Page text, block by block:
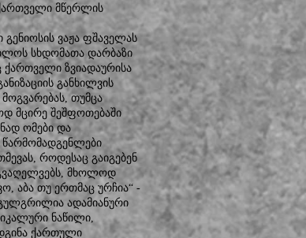
მწერლის
ვაჟა ფშაველას
სხდომათა დარბაზი
ზვიადაურისა
განხილვის
თუმცა
მცირე შეშფოთებაში
ომები და
წარმომადგენლები
როდესაც გაიგებენ
მხოლოდ
აბა თუ ერთმაც ურჩია“ -
ადამიანური
ნაწილი,
ქართული